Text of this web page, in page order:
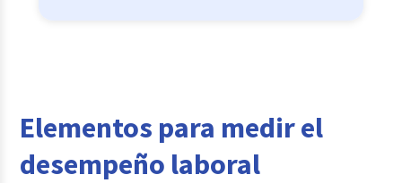
Elementos para medir el
desempeño laboral